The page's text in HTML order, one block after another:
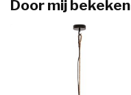
Door mij bekeken